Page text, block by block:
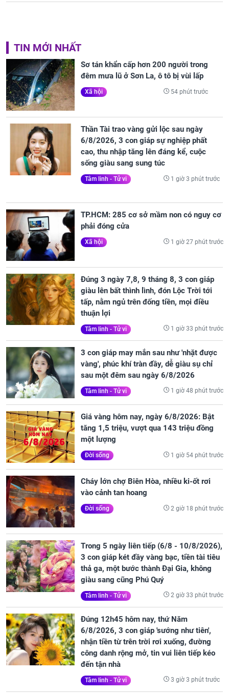
TIN MỚI NHẤT
Sơ tán khẩn cấp hơn 200 người trong
đêm mưa lũ ở Sơn La, ô tô bị vùi lấp
Xã hội 54 phút trước
Thần Tài trao vàng gửi lộc sau ngày
6/8/2026, 3 con giáp sự nghiệp phất
cao, thu nhập tăng lên đáng kể, cuộc
sống giàu sang sung túc
Tâm linh - Tử vi 1 giờ 3 phút trước
TP.HCM: 285 cơ sở mầm non có nguy cơ
phải đóng cửa
Xã hội 1 giờ 27 phút trước
Đúng 3 ngày 7,8, 9 tháng 8, 3 con giáp
giàu lên bất thình lình, đón Lộc Trời tới
tấp, nằm ngủ trên đống tiền, mọi điều
thuận lợi
Tâm linh - Tử vi 1 giờ 33 phút trước
3 con giáp may mắn sau như 'nhặt được
vàng', phúc khí tràn đầy, dễ giàu sụ chỉ
sau một đêm sau ngày 6/8/2026
Tâm linh - Tử vi 1 giờ 48 phút trước
Giá vàng hôm nay, ngày 6/8/2026: Bật
tăng 1,5 triệu, vượt qua 143 triệu đồng
một lượng
Đời sống 1 giờ 54 phút trước
Cháy lớn chợ Biên Hòa, nhiều ki-ốt rơi
vào cảnh tan hoang
Đời sống 2 giờ 18 phút trước
Trong 5 ngày liên tiếp (6/8 - 10/8/2026),
3 con giáp két đầy vàng bạc, tiền tài tiêu
thả ga, một bước thành Đại Gia, không
giàu sang cũng Phú Quý
Tâm linh - Tử vi 2 giờ 33 phút trước
Đúng 12h45 hôm nay, thứ Năm
6/8/2026, 3 con giáp 'sướng như tiên',
nhận tiền từ trên trời rơi xuống, đường
công danh rộng mở, tin vui liên tiếp kéo
đến tận nhà
Tâm linh - Tử vi 3 giờ 3 phút trước